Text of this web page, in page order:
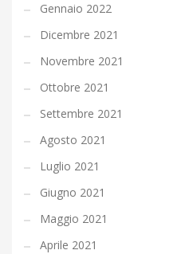
Gennaio 2022
Dicembre 2021
Novembre 2021
Ottobre 2021
Settembre 2021
Agosto 2021
Luglio 2021
Giugno 2021
Maggio 2021
Aprile 2021